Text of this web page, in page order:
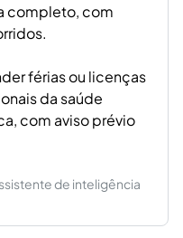
completo, com
férias ou licenças
da saúde
com aviso prévio
de inteligência